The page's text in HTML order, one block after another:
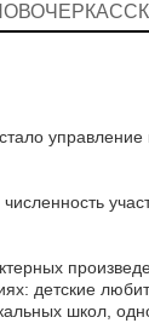
управление
детские
школ,